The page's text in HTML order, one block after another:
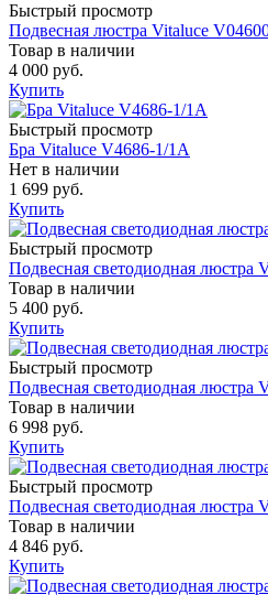
Быстрый просмотр
Подвесная люстра Vitaluce
Товар в наличии
4 000 руб.
Купить
Быстрый просмотр
Бра Vitaluce V4686-1/1A
Нет в наличии
1 699 руб.
Купить
Быстрый просмотр
Подвесная светодиодная люстра
Товар в наличии
5 400 руб.
Купить
Быстрый просмотр
Подвесная светодиодная люстра
Товар в наличии
6 998 руб.
Купить
Быстрый просмотр
Подвесная светодиодная люстра
Товар в наличии
4 846 руб.
Купить